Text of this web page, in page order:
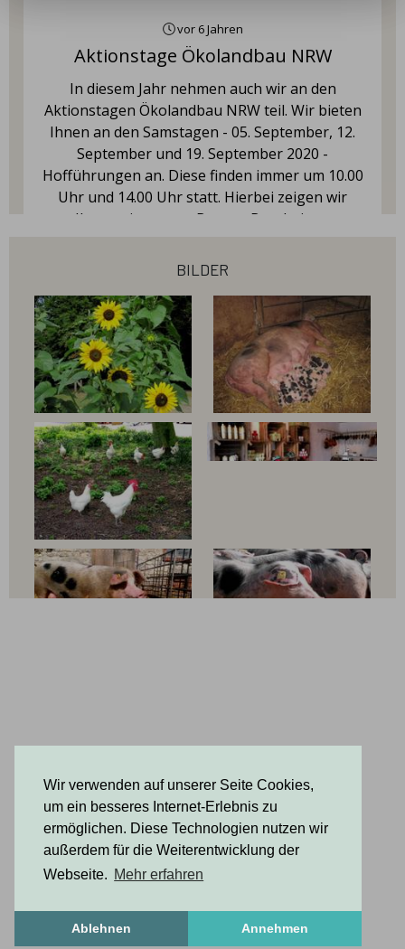
Wir verwenden auf unserer Seite Cookies,
um ein besseres Internet-Erlebnis zu
ermöglichen. Diese Technologien nutzen wir
außerdem für die Weiterentwicklung der
Webseite. Mehr erfahren
Ablehnen Annehmen
vor 6 Jahren
Aktionstage Ökolandbau NRW
In diesem Jahr nehmen auch wir an den
Aktionstagen Ökolandbau NRW teil. Wir bieten
Ihnen an den Samstagen - 05. September, 12.
September und 19. September 2020 -
Hofführungen an. Diese finden immer um 10.00
Uhr und 14.00 Uhr statt. Hierbei zeigen wir
Ihnen wie unsere Bunten Bentheimer
Bleues im Hühnermobil leben. Hier unsere
einschließlich 5 Jahren frei Kinder von 6 bis 15
Jahren € 4,00 Erwachsene und Kinder ab 16
Jahren € 8,00 Sollten Sie Interesse an einer
unserer Hofführungen haben, bitte wir
unbedingt um vorherige Anmeldung per E-Mail
an info@bauer-hillmann. de oder kommen Sie
bei uns im Hofladen vorbei und melden Sie sich
an. Auf Grund der Corona Krise, ist die
Teilnehmerzahl begrenzt! Bitte geben Sie in
Ihrer E-Mail Ihren Wunschtermin (Datum und
Uhrzeit) sowie die Anzahl der Teilnehmer
bekannt. Wir freuen uns auf Ihren Besuch! Ihre
Familie Hillmann
bilder